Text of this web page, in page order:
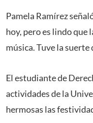
Pamela Ramírez
hoy, pero es lindo que
música. Tuve la suerte
El estudiante de
actividades de la
hermosas las